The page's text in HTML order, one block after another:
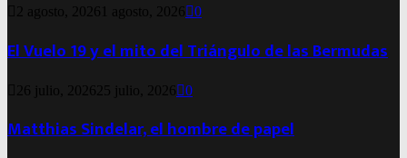
2 agosto, 2026 1 agosto, 2026 0
El Vuelo 19 y el mito del Triángulo de las Bermudas
26 julio, 2026 25 julio, 2026 0
Matthias Sindelar, el hombre de papel